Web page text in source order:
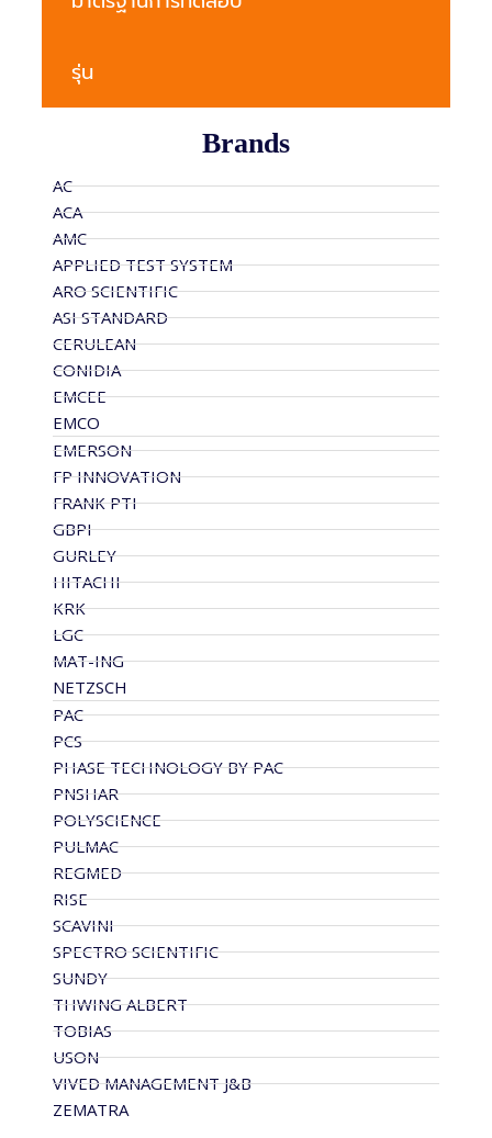
Brands
AC
ACA
AMC
APPLIED TEST SYSTEM
ARO SCIENTIFIC
ASI STANDARD
CERULEAN
CONIDIA
EMCEE
EMCO
EMERSON
FP INNOVATION
FRANK PTI
GBPI
GURLEY
HITACHI
KRK
LGC
MAT-ING
NETZSCH
PAC
PCS
PHASE TECHNOLOGY BY PAC
PNSHAR
POLYSCIENCE
PULMAC
REGMED
RISE
SCAVINI
SPECTRO SCIENTIFIC
SUNDY
THWING ALBERT
TOBIAS
USON
VIVED MANAGEMENT J&B
ZEMATRA
รุ่น